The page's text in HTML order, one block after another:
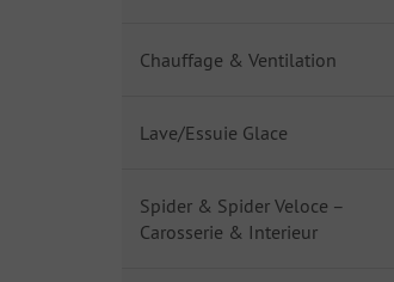
Chauffage & Ventilation
Lave/Essuie Glace
Spider & Spider Veloce –
Carosserie & Interieur